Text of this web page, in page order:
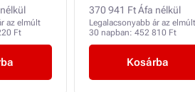
az elmúlt
Ft
370 941 Ft Áfa nélkül
Legalacsonyabb ár az elmúlt
30 napban: 452 810 Ft
Kosárba